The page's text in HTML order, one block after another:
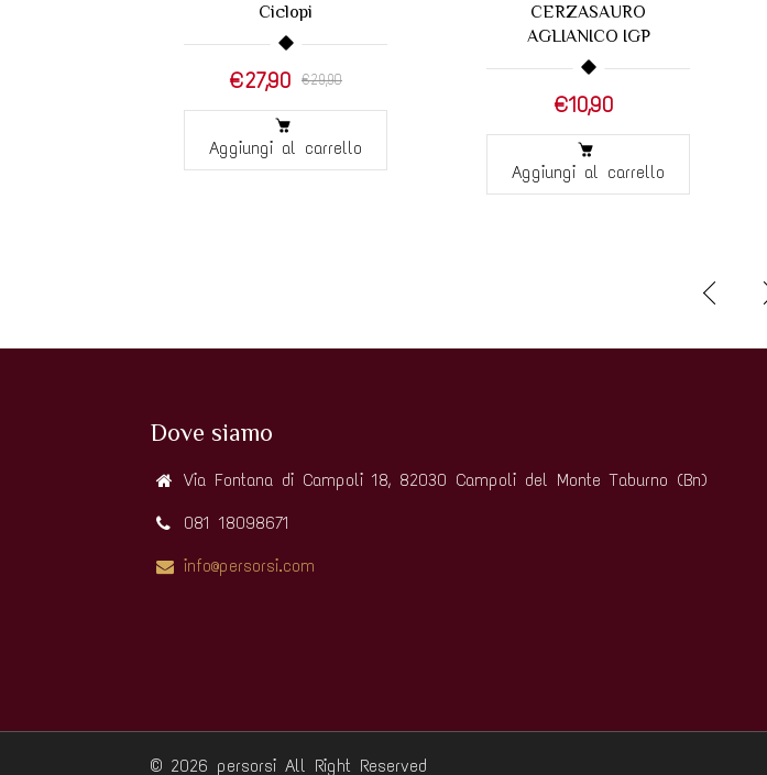
Ciclopi
€27,90 €29,90
Aggiungi al carrello
CERZASAURO
AGLIANICO IGP
€10,90
Aggiungi al carrello
Dove siamo
Via Fontana di Campoli 18, 82030 Campoli del Monte Taburno (Bn)
081 18098671
info@persorsi.com
© 2026 persorsi All Right Reserved